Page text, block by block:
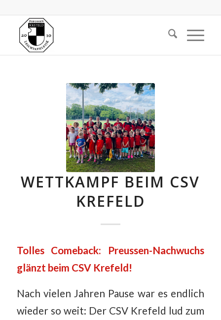
WETTKAMPF BEIM CSV
KREFELD
Tolles Comeback: Preussen-Nachwuchs
glänzt beim CSV Krefeld!
Nach vielen Jahren Pause war es endlich
wieder so weit: Der CSV Krefeld lud zum